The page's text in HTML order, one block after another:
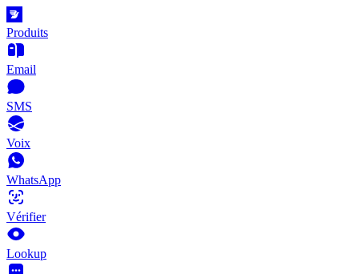
Produits
Email
SMS
Voix
WhatsApp
Vérifier
Lookup